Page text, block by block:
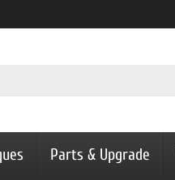
Parts & Upgrade